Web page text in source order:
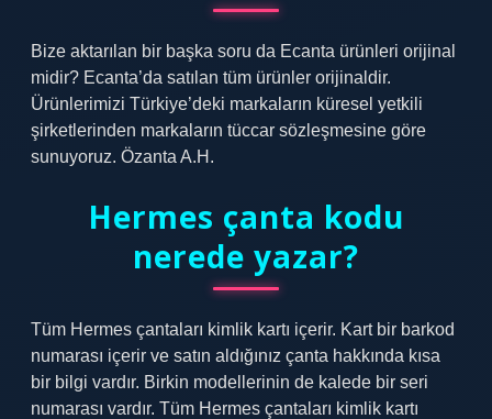
Bize aktarılan bir başka soru da Ecanta ürünleri orijinal
midir? Ecanta’da satılan tüm ürünler orijinaldir.
Ürünlerimizi Türkiye’deki markaların küresel yetkili
şirketlerinden markaların tüccar sözleşmesine göre
sunuyoruz. Özanta A.H.
Hermes çanta kodu
nerede yazar?
Tüm Hermes çantaları kimlik kartı içerir. Kart bir barkod
numarası içerir ve satın aldığınız çanta hakkında kısa
bir bilgi vardır. Birkin modellerinin de kalede bir seri
numarası vardır. Tüm Hermes çantaları kimlik kartı